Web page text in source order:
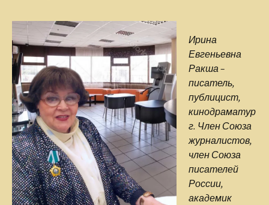
Ирина
Евгеньевна
Ракша –
писатель,
публицист,
кинодраматур
г. Член Союза
журналистов,
член Союза
писателей
России,
академик